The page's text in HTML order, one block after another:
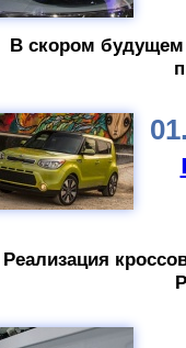
В скором будущем
Реализация